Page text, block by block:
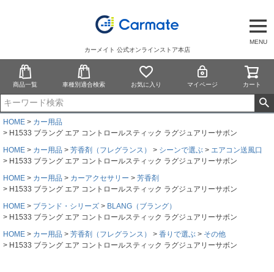
MENU
カーメイト 公式オンラインストア本店
商品一覧 車種別適合検索 お気に入り マイページ カート
HOME
カー用品
H1533 ブラング エア コントロールスティック ラグジュアリーサボン
HOME
カー用品 芳香剤（フレグランス） シーンで選ぶ
エアコン送風口
H1533 ブラング エア コントロールスティック ラグジュアリーサボン
HOME
カー用品 カーアクセサリー
芳香剤
H1533 ブラング エア コントロールスティック ラグジュアリーサボン
HOME
ブランド・シリーズ
BLANG（ブラング）
H1533 ブラング エア コントロールスティック ラグジュアリーサボン
HOME
カー用品 芳香剤（フレグランス） 香りで選ぶ
その他
H1533 ブラング エア コントロールスティック ラグジュアリーサボン